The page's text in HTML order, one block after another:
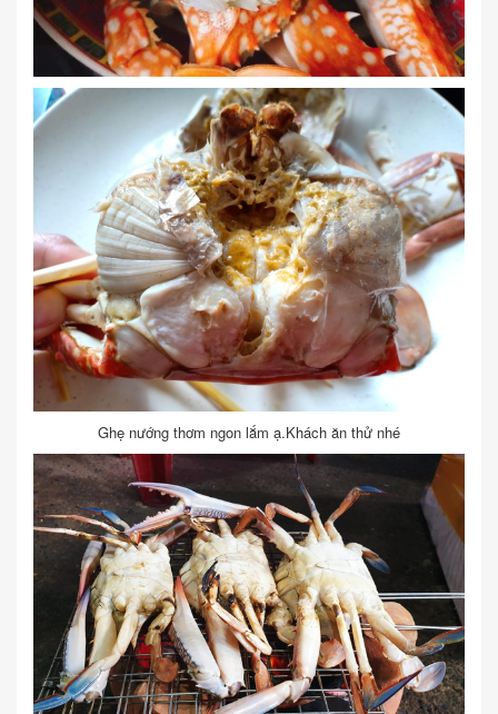
Ghẹ nướng thơm ngon lắm ạ.Khách ăn thử nhé